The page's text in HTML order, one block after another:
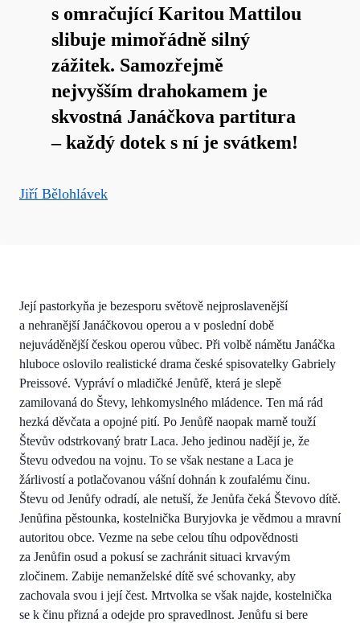
s omračující Karitou Mattilou
slibuje mimořádně silný
zážitek. Samozřejmě
nejvyšším drahokamem je
skvostná Janáčkova partitura
– každý dotek s ní je svátkem!
Jiří Bělohlávek
Její pastorkyňa je bezesporu světově nejproslavenější
a nehranější Janáčkovou operou a v poslední době
nejuváděnější českou operou vůbec. Při volbě námětu Janáčka
hluboce oslovilo realistické drama české spisovatelky Gabriely
Preissové. Vypráví o mladičké Jenůfě, která je slepě
zamilovaná do Števy, lehkomyslného mládence. Ten má rád
hezká děvčata a opojné pití. Po Jenůfě naopak marně touží
Števův odstrkovaný bratr Laca. Jeho jedinou nadějí je, že
Števu odvedou na vojnu. To se však nestane a Laca je
žárlivostí a potlačovanou vášní dohnán k zoufalému činu.
Števu od Jenůfy odradí, ale netuší, že Jenůfa čeká Števovo dítě.
Jenůfina pěstounka, kostelnička Buryjovka je vědmou a mravní
autoritou obce. Vezme na sebe celou tíhu odpovědnosti
za Jenůfin osud a pokusí se zachránit situaci krvavým
zločinem. Zabije nemanželské dítě své schovanky, aby
zachovala svou i její čest. Mrtvolka se však najde, kostelnička
se k činu přizná a odejde pro spravedlnost. Jenůfu si bere